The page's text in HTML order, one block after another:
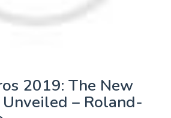
2019: The New
– Roland-